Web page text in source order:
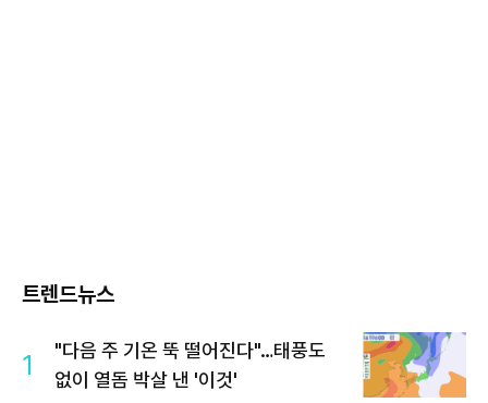
트렌드뉴스
1
"다음 주 기온 뚝 떨어진다"…태풍도
없이 열돔 박살 낸 '이것'